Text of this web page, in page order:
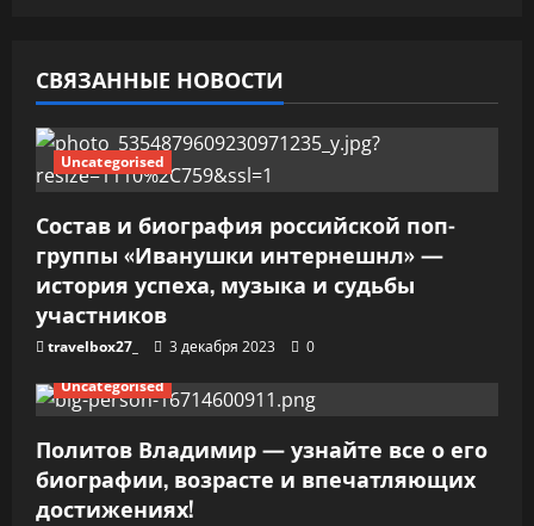
п
и
с
я
м
СВЯЗАННЫЕ НОВОСТИ
Uncategorised
Состав и биография российской поп-
группы «Иванушки интернешнл» —
история успеха, музыка и судьбы
участников
travelbox27_ 3 декабря 2023
0
Uncategorised
Политов Владимир — узнайте все о его
биографии, возрасте и впечатляющих
достижениях!